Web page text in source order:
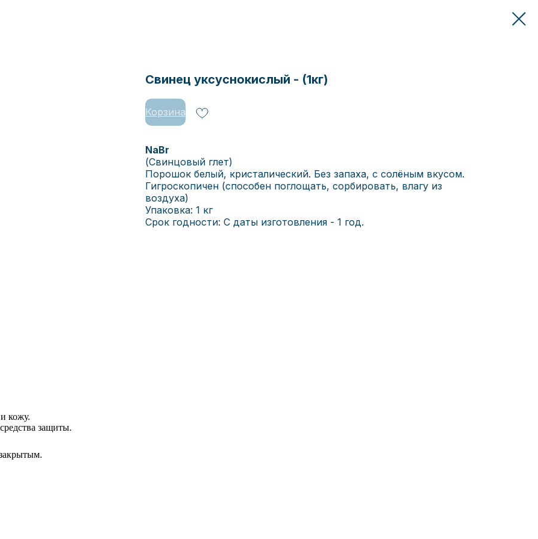
Свинец уксуснокислый - (1кг)
Корзина
NaBr
(Свинцовый глет)
Порошок белый, кристалический. Без запаха, с солёным вкусом.
Гигроскопичен (способен поглощать, сорбировать, влагу из
воздуха)
Упаковка: 1 кг
Срок годности: С даты изготовления - 1 год.
кожу.
защиты.